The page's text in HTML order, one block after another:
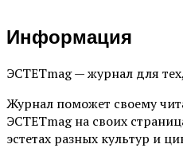
Информация
ЭСТЕТmag — журнал для
Журнал поможет своему
ЭСТЕТmag на своих
эстетах разных культур и